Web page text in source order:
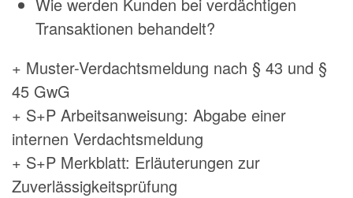
Transaktionen behandelt?
+ Muster-Verdachtsmeldung nach § 43 und §
45 GwG
+ S+P Arbeitsanweisung: Abgabe einer
internen Verdachtsmeldung
+ S+P Merkblatt: Erläuterungen zur
Zuverlässigkeitsprüfung